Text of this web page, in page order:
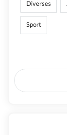
Diverses
Sport